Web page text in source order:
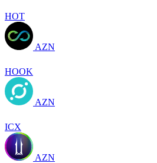
HOT
AZN
HOOK
AZN
ICX
AZN